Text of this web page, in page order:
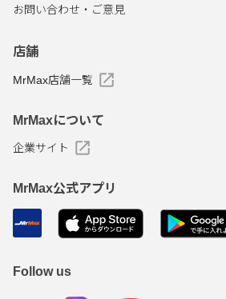
お問い合わせ・ご意見
店舗
MrMax店舗一覧
MrMaxについて
企業サイト
MrMax公式アプリ
Follow us